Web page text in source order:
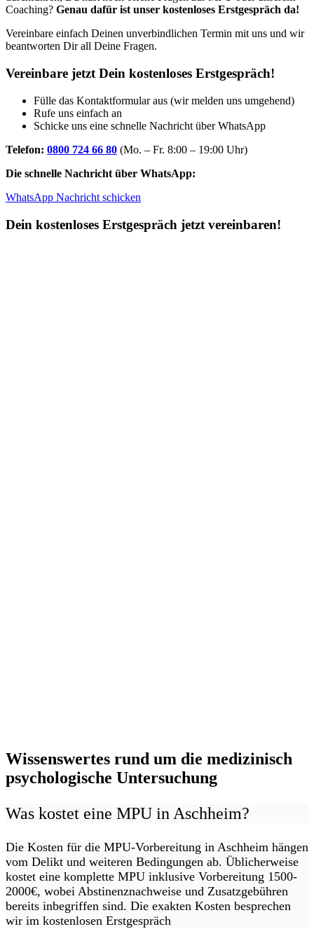
Coaching? Genau dafür ist unser kostenloses Erstgespräch da!
Vereinbare einfach Deinen unverbindlichen Termin mit uns und wir
beantworten Dir all Deine Fragen.
Vereinbare jetzt Dein kostenloses Erstgespräch!
Fülle das Kontaktformular aus (wir melden uns umgehend)
Rufe uns einfach an
Schicke uns eine schnelle Nachricht über WhatsApp
Telefon: 0800 724 66 80 (Mo. – Fr. 8:00 – 19:00 Uhr)
Die schnelle Nachricht über WhatsApp:
WhatsApp Nachricht schicken
Dein kostenloses Erstgespräch jetzt vereinbaren!
Wissenswertes rund um die medizinisch
psychologische Untersuchung
Was kostet eine MPU in Aschheim?
Die Kosten für die MPU-Vorbereitung in Aschheim hängen
vom Delikt und weiteren Bedingungen ab. Üblicherweise
kostet eine komplette MPU inklusive Vorbereitung 1500-
2000€, wobei Abstinenznachweise und Zusatzgebühren
bereits inbegriffen sind. Die exakten Kosten besprechen
wir im kostenlosen Erstgespräch